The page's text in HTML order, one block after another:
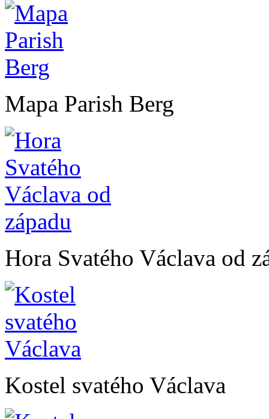
Mapa Parish Berg
Hora Svatého Václava od
Kostel svatého Václava